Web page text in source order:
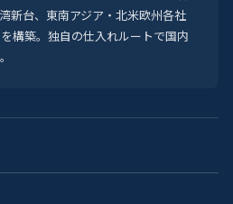
新台、東南アジア・北米欧州各社
構築。独自の仕入れルートで国内